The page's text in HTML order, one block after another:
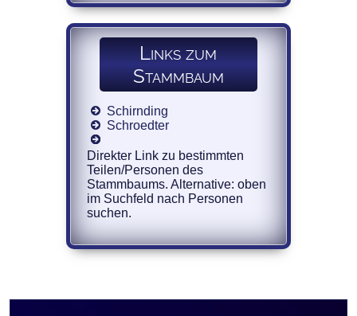
Links zum
Stammbaum
Schirnding
Schroedter
Direkter Link zu bestimmten
Teilen/Personen des
Stammbaums. Alternative: oben
im Suchfeld nach Personen
suchen.